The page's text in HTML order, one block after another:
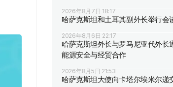
2026年8月7日 18:17
哈萨克斯坦和土耳其副外长举行会
2026年8月6日 22:17
哈萨克斯坦外长与罗马尼亚代外长
能源安全与经贸合作
2026年8月5日 21:53
哈萨克斯坦大使向卡塔尔埃米尔递